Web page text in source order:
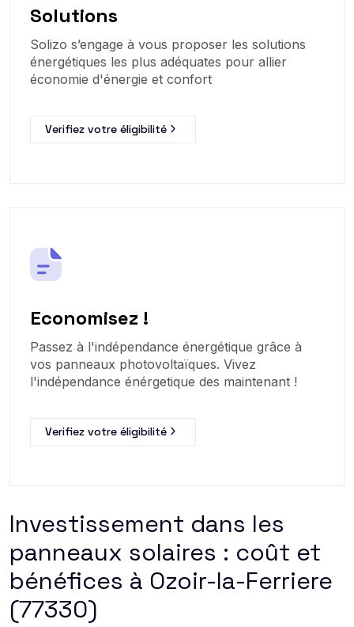
Solutions
Solizo s’engage à vous proposer les solutions
énergétiques les plus adéquates pour allier
économie d'énergie et confort
Verifiez votre éligibilité
Economisez !
Passez à l'indépendance énergétique grâce à
vos panneaux photovoltaïques. Vivez
l'indépendance énérgetique des maintenant !
Verifiez votre éligibilité
Investissement dans les
panneaux solaires : coût et
bénéfices à Ozoir-la-Ferriere
(77330)